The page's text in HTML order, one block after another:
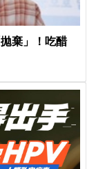
棄」！吃醋